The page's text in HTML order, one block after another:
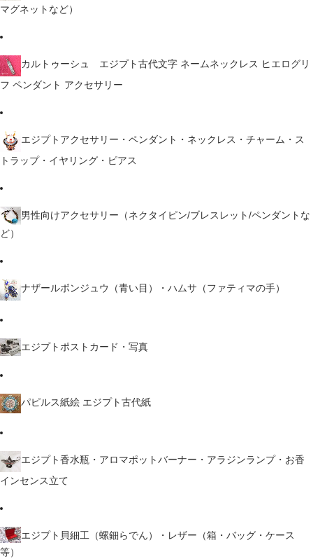
マグネットなど）
カルトゥーシュ エジプト古代文字 ネームネックレス ヒエログリ
フ ペンダント アクセサリー
エジプトアクセサリー・ペンダント・ネックレス・チャーム・ス
トラップ・イヤリング・ピアス
男性向けアクセサリー（ネクタイピン/ブレスレット/ペンダントな
ど）
ナザールボンジュウ（青い目）・ハムサ（ファティマの手）
エジプトポストカード・写真
パピルス紙絵 エジプト古代紙
エジプト香水瓶・アロマポットバーナー・アラジンランプ・お香
インセンス立て
エジプト貝細工（螺鈿らでん）・レザー（箱・バッグ・ケース
等）